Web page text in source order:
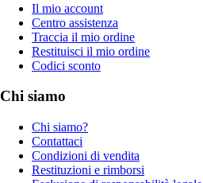
Il mio account
Centro assistenza
Traccia il mio ordine
Restituisci il mio ordine
Codici sconto
Chi siamo
Chi siamo?
Contattaci
Condizioni di vendita
Restituzioni e rimborsi